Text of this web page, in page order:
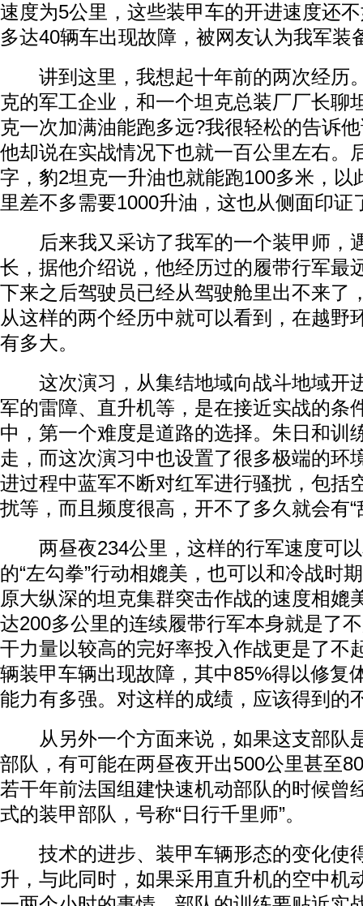
速度为5公里，这些装甲车的开进速度还
多达40辆车出现故障，被网友认为我军装
讲到这里，我想起十年前的两次经历
克的军工企业，和一个坦克总装厂厂长聊
克一次加满油能跑多远?我很轻松的告诉
他却说在实战情况下也就一百公里左右。
字，豹2坦克一升油也就能跑100多米，以
里差不多需要1000升油，这也从侧面印证
后来我又采访了我军的一个装甲师，
长，据他介绍说，他经历过的履带行军最
下来之后驾驶员已经从驾驶舱里出不来了
从这样的两个经历中就可以看到，在越野
有多大。
这次演习，从集结地域向战斗地域开
军的雷障、直升机等，是在接近实战的条
中，第一个难度是道路的选择。朱日和训
走，而这次演习中也设置了很多极端的环
进过程中蓝军不断对红军进行骚扰，包括
扰等，而且频度很高，开不了多久就会有“
两昼夜234公里，这样的行军速度可以
的“左勾拳”行动相媲美，也可以和冷战时
原大纵深的坦克集群突击作战的速度相媲
达200多公里的连续履带行军本身就是了
干力量以较高的完好率投入作战更是了不
辆装甲车辆出现故障，其中85%得以修复
能力有多强。对这样的成绩，应该得到的
从另外一个方面来说，如果这支部队
部队，有可能在两昼夜开出500公里甚至
若干年前法国组建快速机动部队的时候曾
式的装甲部队，号称“日行千里师”。
技术的进步、装甲车辆形态的变化使
升，与此同时，如果采用直升机的空中机